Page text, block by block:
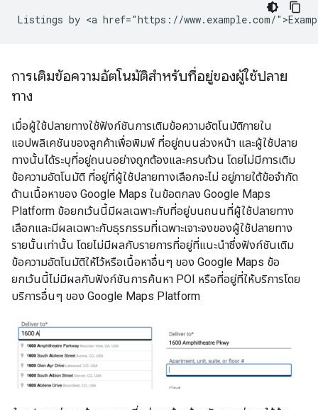
Listings by <a href="https://www.example.com/
การเติมข้อความอัตโนมัติสำหรับที่อยู่ของผู้ใช้ปลาย
ทาง
เมื่อผู้ใช้ปลายทางใช้ฟังก์ชันการเติมข้อความอัตโนมัติภายใน
แอปพลิเคชันของลูกค้าเพื่อพิมพ์ ที่อยู่ถนนล่วงหน้า และผู้ใช้ปลาย
ทางนั้นได้ระบุที่อยู่ถนนอย่างถูกต้องและครบถ้วน โดยไม่มีการเติม
ข้อความอัตโนมัติ ที่อยู่ที่ผู้ใช้ปลายทางเลือกจะไม่ อยู่ภายใต้ข้อจำกัด
ด้านเนื้อหาของ Google Maps ในข้อตกลง Google Maps
Platform ข้อยกเว้นนี้มีผลเฉพาะกับที่อยู่บนถนนที่ผู้ใช้ปลายทาง
เลือกและมีผลเฉพาะกับธุรกรรมที่เฉพาะเจาะจงของผู้ใช้ปลายทาง
รายนั้นเท่านั้น โดยไม่มีผลกับรายการที่อยู่ที่แนะนำซึ่งฟังก์ชันเติม
ข้อความอัตโนมัติให้ไว้หรือเนื้อหาอื่นๆ ของ Google Maps ข้อ
ยกเว้นนี้ไม่มีผลกับฟังก์ชันการค้นหา POI หรือที่อยู่ที่ให้บริการโดย
บริการอื่นๆ ของ Google Maps Platform